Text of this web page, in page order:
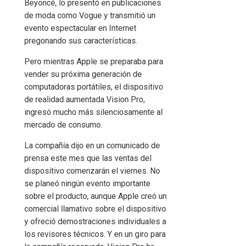
Beyoncé, lo presentó en publicaciones
de moda como Vogue y transmitió un
evento espectacular en Internet
pregonando sus características.
Pero mientras Apple se preparaba para
vender su próxima generación de
computadoras portátiles, el dispositivo
de realidad aumentada Vision Pro,
ingresó mucho más silenciosamente al
mercado de consumo.
La compañía dijo en un comunicado de
prensa este mes que las ventas del
dispositivo comenzarán el viernes. No
se planeó ningún evento importante
sobre el producto, aunque Apple creó un
comercial llamativo sobre el dispositivo
y ofreció demostraciones individuales a
los revisores técnicos. Y en un giro para